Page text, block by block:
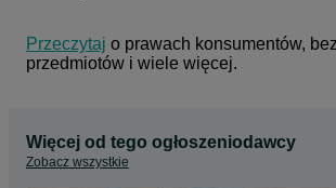
Przeczytaj o prawach konsumentów,
przedmiotów i wiele więcej.
Więcej od tego ogłoszeniodawcy
Zobacz wszystkie